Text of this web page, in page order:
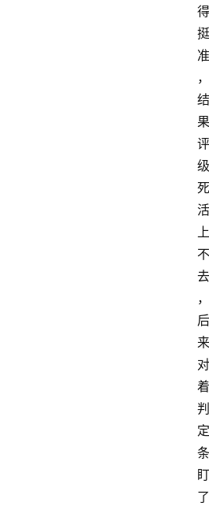
得
挺
准
，
结
果
评
级
死
活
上
不
去
，
后
来
对
着
判
定
条
盯
了